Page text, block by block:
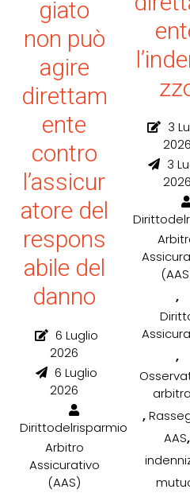
giato
non può
agire
direttam
ente
contro
l’assicur
atore del
respons
abile del
danno
6 Luglio
2026
6 Luglio
2026
Dirittodelrisparmio
Arbitro
Assicurativo
(AAS)
3
2026
3
2026
,
,
,
AAS,